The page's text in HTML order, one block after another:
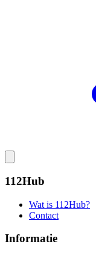
112Hub
Wat is 112Hub?
Contact
Informatie